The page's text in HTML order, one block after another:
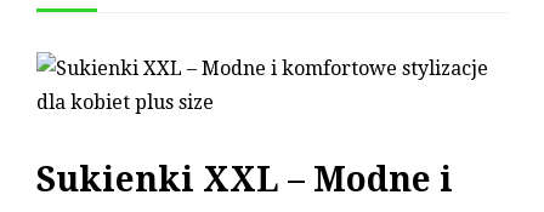
Sukienki XXL – Modne i